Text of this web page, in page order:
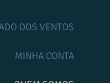
DOS VENTOS
MINHA CONTA